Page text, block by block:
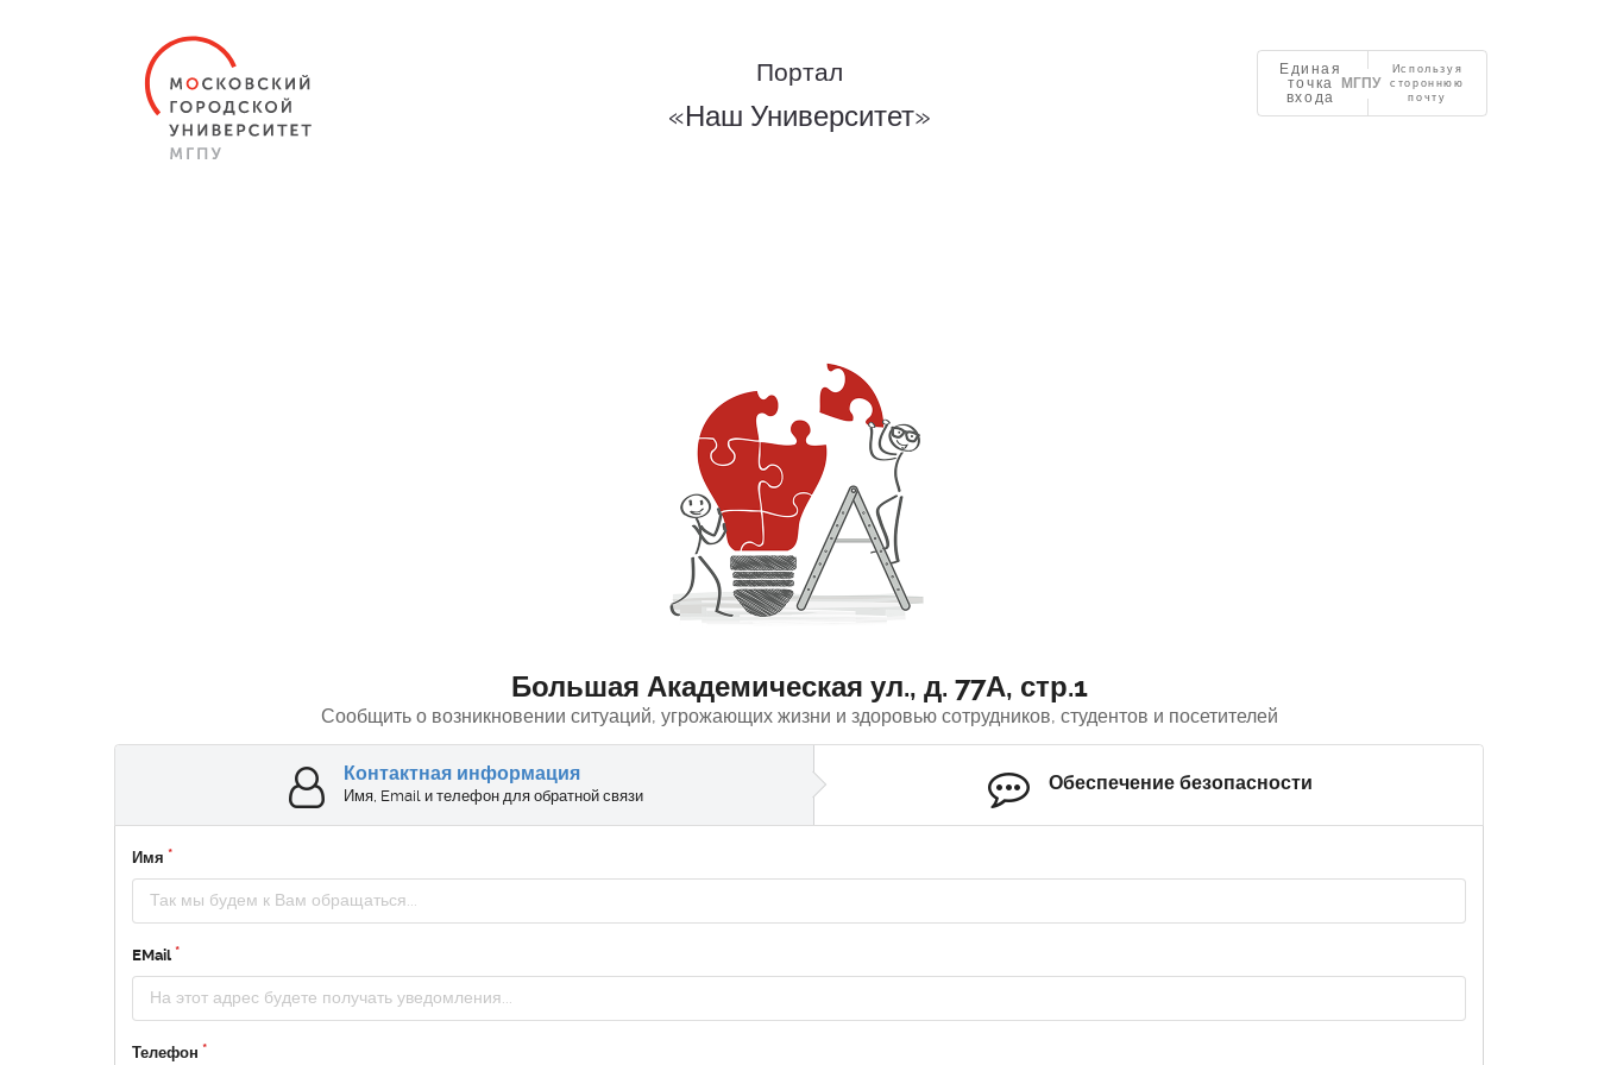
Портал
«Наш Университет»
Единая
точка
входа
Используя
стороннюю
почту
Большая Академическая ул., д. 77А, стр.1
Сообщить о возникновении ситуаций, угрожающих жизни и здоровью сотрудников, студентов и посетителей
Контактная информация
Имя, Email и телефон для обратной связи
Обеспечение безопасности
Имя
EMail
Телефон